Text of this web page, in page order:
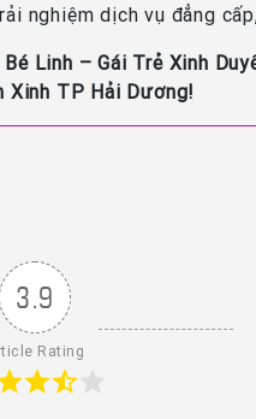
nghiệm dịch vụ đẳng
Linh – Gái Trẻ Xinh
Xinh TP Hải Dương!
3.9
Rating